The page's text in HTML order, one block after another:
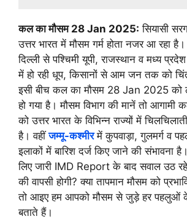
कल का मौसम 28 Jan 2025: सियासी
उत्तर भारत में मौसम गर्म होता नजर आ रहा
दिल्ली से पश्चिमी यूपी, राजस्थान व मध्य
में हो रही धूप, किसानों से आम जन तक को
इसी बीच कल का मौसम 28 Jan 2025 को
हो गया है। मौसम विभाग की मानें तो आगामी
को उत्तर भारत के विभिन्न राज्यों में
है। वहींजम्मू-कश्मीरमें कुपवाड़ा, गुलमर्ग व
इलाकों में बारिश दर्ज किए जाने की संभावना
लिए जारी IMD Report के बाद सवाल उठ
की वापसी होगी? क्या तापमान मौसम को
तो आइए हम आपको मौसम से जुड़े हर पहलुओं के
बताते हैं।